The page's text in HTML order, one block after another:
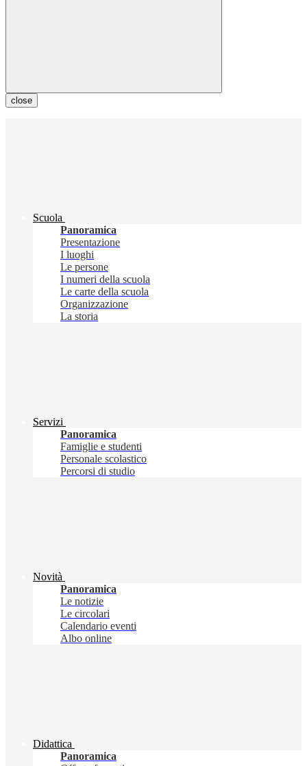
close
Scuola
Panoramica
Presentazione
I luoghi
Le persone
I numeri della scuola
Le carte della scuola
Organizzazione
La storia
Servizi
Panoramica
Famiglie e studenti
Personale scolastico
Percorsi di studio
Novità
Panoramica
Le notizie
Le circolari
Calendario eventi
Albo online
Didattica
Panoramica